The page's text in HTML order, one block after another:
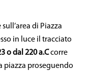
di Piazza
in luce il tracciato
o dal 220 a.Ccorre
piazza proseguendo